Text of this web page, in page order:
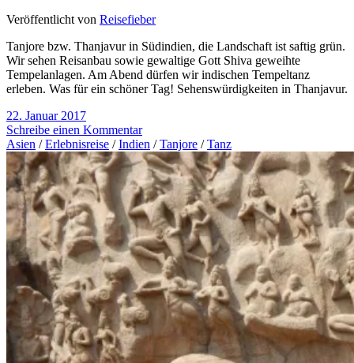
Veröffentlicht von Reisefieber
Tanjore bzw. Thanjavur in Südindien, die Landschaft ist saftig grün.
Wir sehen Reisanbau sowie gewaltige Gott Shiva geweihte
Tempelanlagen. Am Abend dürfen wir indischen Tempeltanz
erleben. Was für ein schöner Tag! Sehenswürdigkeiten in Thanjavur.
22. Januar 2017
Schreibe einen Kommentar
Asien /Erlebnisreise /Indien /Tanjore /Tanz